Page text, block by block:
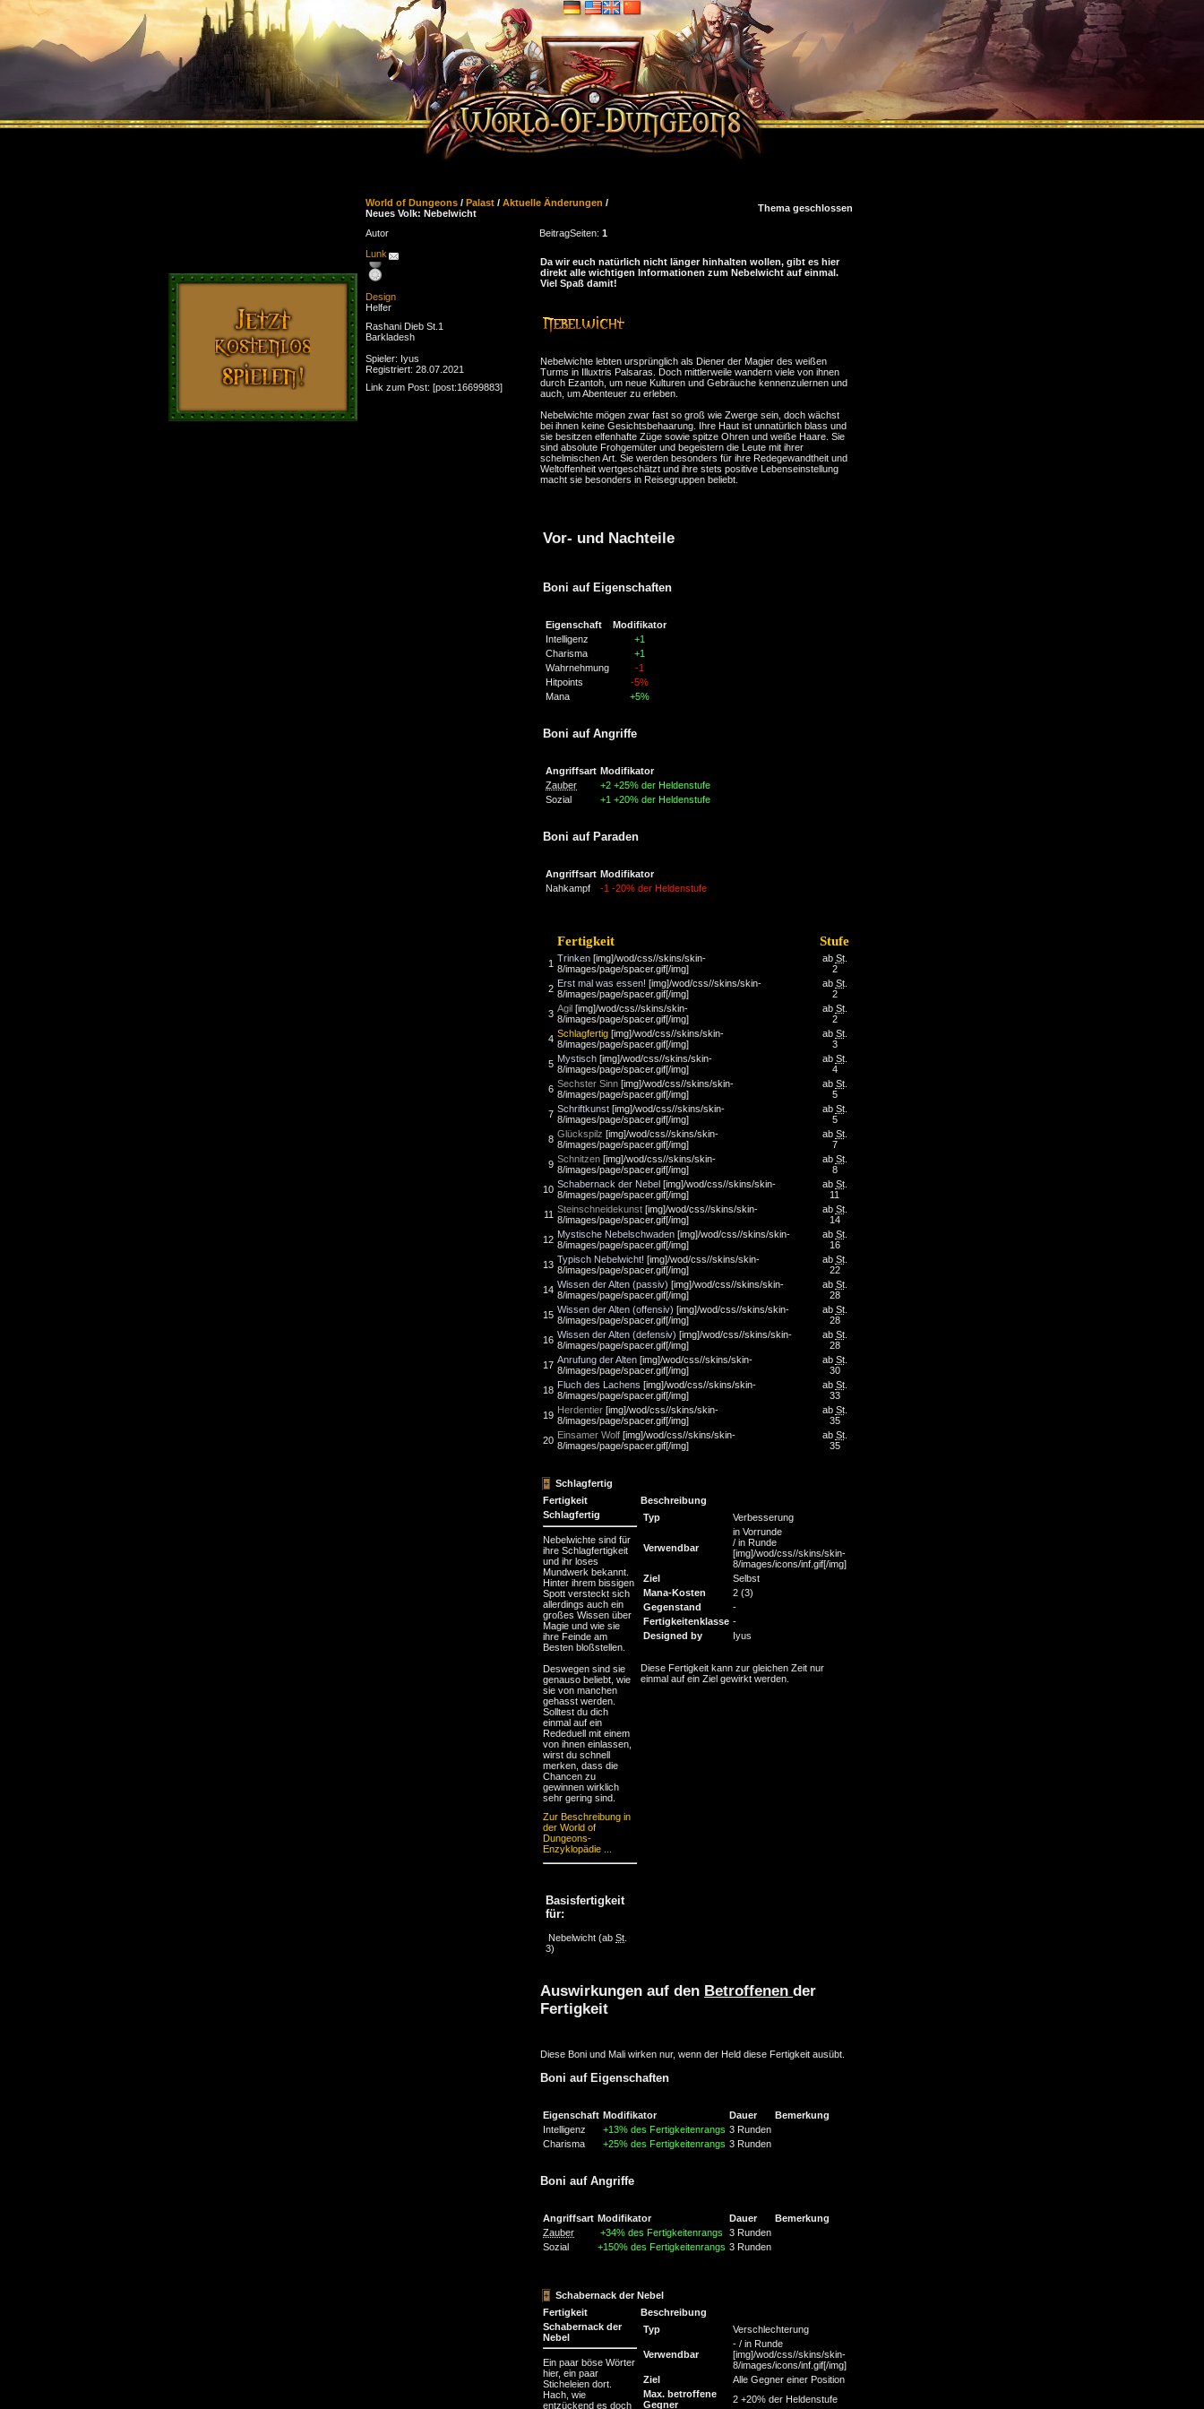
World of Dungeons / Palast / Aktuelle Änderungen /
Neues Volk: Nebelwicht
Thema geschlossen
Autor BeitragSeiten: 1
Lunk
Design
Helfer
Rashani Dieb St.1
Barkladesh
Spieler: Iyus
Registriert: 28.07.2021
Link zum Post: [post:16699883]
Da wir euch natürlich nicht länger hinhalten wollen, gibt es hier
direkt alle wichtigen Informationen zum Nebelwicht auf einmal.
Viel Spaß damit!
Nebelwichte lebten ursprünglich als Diener der Magier des weißen
Turms in Illuxtris Palsaras. Doch mittlerweile wandern viele von ihnen
durch Ezantoh, um neue Kulturen und Gebräuche kennenzulernen und
auch, um Abenteuer zu erleben.
Nebelwichte mögen zwar fast so groß wie Zwerge sein, doch wächst
bei ihnen keine Gesichtsbehaarung. Ihre Haut ist unnatürlich blass und
sie besitzen elfenhafte Züge sowie spitze Ohren und weiße Haare. Sie
sind absolute Frohgemüter und begeistern die Leute mit ihrer
schelmischen Art. Sie werden besonders für ihre Redegewandtheit und
Weltoffenheit wertgeschätzt und ihre stets positive Lebenseinstellung
macht sie besonders in Reisegruppen beliebt.
Vor- und Nachteile
Boni auf Eigenschaften
Eigenschaft
Modifikator
Intelligenz
+1
Charisma
+1
Wahrnehmung
-1
Hitpoints
-5%
Mana
+5%
Boni auf Angriffe
Angriffsart Modifikator
Zauber
+2 +25% der Heldenstufe
Sozial
+1 +20% der Heldenstufe
Boni auf Paraden
Angriffsart Modifikator
Nahkampf
-1 -20% der Heldenstufe
Fertigkeit Stufe
1 Trinken [img]/wod/css//skins/skin-
8/images/page/spacer.gif[/img]
ab St.
2
2 Erst mal was essen! [img]/wod/css//skins/skin-
8/images/page/spacer.gif[/img]
ab St.
2
3 Agil [img]/wod/css//skins/skin-
8/images/page/spacer.gif[/img]
ab St.
2
4 Schlagfertig [img]/wod/css//skins/skin-
8/images/page/spacer.gif[/img]
ab St.
3
5 Mystisch [img]/wod/css//skins/skin-
8/images/page/spacer.gif[/img]
ab St.
4
6 Sechster Sinn [img]/wod/css//skins/skin-
8/images/page/spacer.gif[/img]
ab St.
5
7 Schriftkunst [img]/wod/css//skins/skin-
8/images/page/spacer.gif[/img]
ab St.
5
8 Glückspilz [img]/wod/css//skins/skin-
8/images/page/spacer.gif[/img]
ab St.
7
9 Schnitzen [img]/wod/css//skins/skin-
8/images/page/spacer.gif[/img]
ab St.
8
10 Schabernack der Nebel [img]/wod/css//skins/skin-
8/images/page/spacer.gif[/img]
ab St.
11
11 Steinschneidekunst [img]/wod/css//skins/skin-
8/images/page/spacer.gif[/img]
ab St.
14
12 Mystische Nebelschwaden [img]/wod/css//skins/skin-
8/images/page/spacer.gif[/img]
ab St.
16
13 Typisch Nebelwicht! [img]/wod/css//skins/skin-
8/images/page/spacer.gif[/img]
ab St.
22
14 Wissen der Alten (passiv) [img]/wod/css//skins/skin-
8/images/page/spacer.gif[/img]
ab St.
28
15 Wissen der Alten (offensiv) [img]/wod/css//skins/skin-
8/images/page/spacer.gif[/img]
ab St.
28
16 Wissen der Alten (defensiv) [img]/wod/css//skins/skin-
8/images/page/spacer.gif[/img]
ab St.
28
17 Anrufung der Alten [img]/wod/css//skins/skin-
8/images/page/spacer.gif[/img]
ab St.
30
18 Fluch des Lachens [img]/wod/css//skins/skin-
8/images/page/spacer.gif[/img]
ab St.
33
19 Herdentier [img]/wod/css//skins/skin-
8/images/page/spacer.gif[/img]
ab St.
35
20 Einsamer Wolf [img]/wod/css//skins/skin-
8/images/page/spacer.gif[/img]
ab St.
35
Schlagfertig
Fertigkeit
Beschreibung
Schlagfertig
Nebelwichte sind für
ihre Schlagfertigkeit
und ihr loses
Mundwerk bekannt.
Hinter ihrem bissigen
Spott versteckt sich
allerdings auch ein
großes Wissen über
Magie und wie sie
ihre Feinde am
Besten bloßstellen.
Deswegen sind sie
genauso beliebt, wie
sie von manchen
gehasst werden.
Solltest du dich
einmal auf ein
Rededuell mit einem
von ihnen einlassen,
wirst du schnell
merken, dass die
Chancen zu
gewinnen wirklich
sehr gering sind.
Zur Beschreibung in
der World of
Dungeons-
Enzyklopädie ...
Basisfertigkeit
für:
Nebelwicht (ab St
3)
Typ Verbesserung
Verwendbar
in Vorrunde
/ in Runde
[img]/wod/css//skins/skin-
8/images/icons/inf.gif[/img]
Ziel
Selbst
Mana-Kosten
2 (3)
Gegenstand
-
Fertigkeitenklasse -
Designed by
Iyus
Diese Fertigkeit kann zur gleichen Zeit nur
einmal auf ein Ziel gewirkt werden.
Auswirkungen auf den Betroffenen der
Fertigkeit
Diese Boni und Mali wirken nur, wenn der Held diese Fertigkeit ausübt.
Boni auf Eigenschaften
Eigenschaft Modifikator Dauer
Bemerkung
Intelligenz
+13% des Fertigkeitenrangs 3 Runden
Charisma
+25% des Fertigkeitenrangs 3 Runden
Boni auf Angriffe
Angriffsart Modifikator Dauer
Bemerkung
Zauber
+34% des Fertigkeitenrangs
3 Runden
Sozial
+150% des Fertigkeitenrangs 3 Runden
Schabernack der Nebel
Fertigkeit
Beschreibung
Schabernack der
Nebel
Ein paar böse Wörter
hier, ein paar
Sticheleien dort.
Hach, wie
entzückend es doch
Typ Verschlechterung
Verwendbar
- / in Runde
[img]/wod/css//skins/skin-
8/images/icons/inf.gif[/img]
Ziel
Alle Gegner einer Position
Max. betroffene
Gegner
2 +20% der Heldenstufe